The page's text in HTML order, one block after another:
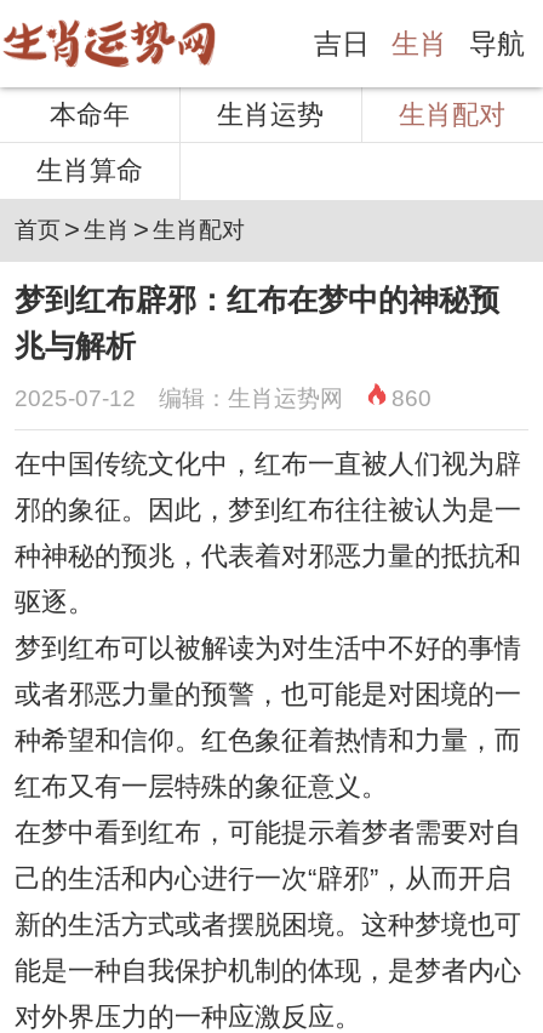
吉日 生肖 导航
本命年 生肖运势
生肖配对
生肖算命
首页>生肖 >生肖配对
梦到红布辟邪：红布在梦中的神秘预
兆与解析
2025-07-12 编辑：生肖运势网 860
在中国传统文化中，红布一直被人们视为辟
邪的象征。因此，梦到红布往往被认为是一
种神秘的预兆，代表着对邪恶力量的抵抗和
驱逐。
梦到红布可以被解读为对生活中不好的事情
或者邪恶力量的预警，也可能是对困境的一
种希望和信仰。红色象征着热情和力量，而
红布又有一层特殊的象征意义。
在梦中看到红布，可能提示着梦者需要对自
己的生活和内心进行一次“辟邪”，从而开启
新的生活方式或者摆脱困境。这种梦境也可
能是一种自我保护机制的体现，是梦者内心
对外界压力的一种应激反应。